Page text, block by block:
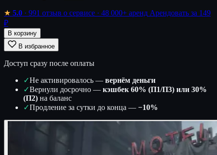
★ 5.0 · 991 отзыв о сервисе · 48 000+ аренд Арендовать за 149
₽
В корзину
В избранное
Доступ сразу после оплаты
✓Не активировалось — вернём деньги
✓Вернули досрочно — кэшбек 60% (П1/П3) или 30%
(П2) на баланс
✓Продление за сутки до конца — −10%